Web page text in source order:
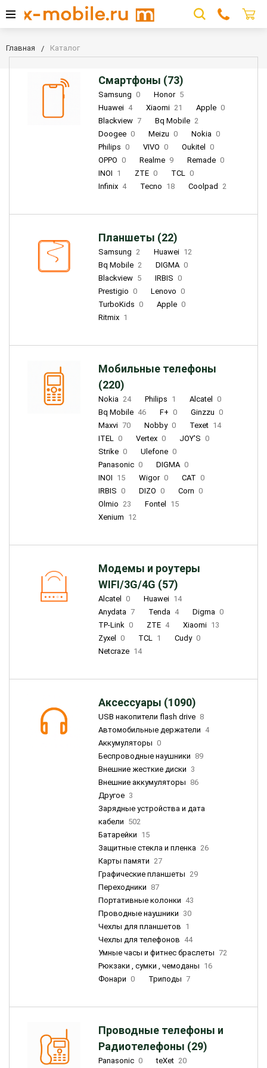
Главная Каталог
Смартфоны (73)
Samsung 0 Honor 5
Huawei 4 Xiaomi 21 Apple 0
Blackview 7 Bq Mobile 2
Doogee 0 Meizu 0 Nokia 0
Philips 0 VIVO 0 Oukitel
0
OPPO 0 Realme 9 Remade 0
INOI 1 ZTE 0 TCL 0
Infinix 4 Tecno 18 Coolpad 2
Планшеты (22)
Samsung 2 Huawei 12
Bq Mobile 2 DIGMA 0
Blackview 5 IRBIS 0
Prestigio 0 Lenovo 0
TurboKids 0 Apple 0
Ritmix 1
Мобильные телефоны
(220)
Nokia 24 Philips 1 Alcatel
0
Bq Mobile 46 F+ 0 Ginzzu 0
Maxvi 70 Nobby 0 Texet 14
ITEL 0 Vertex 0 JOY'S 0
Strike 0 Ulefone 0
Panasonic 0 DIGMA 0
INOI 15 Wigor 0 CAT 0
IRBIS 0 DIZO 0 Corn 0
Olmio 23 Fontel
15
Xenium 12
Модемы и роутеры
WIFI/3G/4G (57)
Alcatel 0 Huawei 14
Anydata 7 Tenda 4 Digma 0
TP-Link 0 ZTE 4 Xiaomi 13
Zyxel
0 TCL 1 Cudy 0
Netcraze 14
Аксессуары (1090)
USB накопители flash drive 8
Автомобильные держатели 4
Аккумуляторы 0
Беспроводные наушники 89
Внешние жесткие диски 3
Внешние аккумуляторы 86
Другое 3
Зарядные устройства и дата
кабели 502
Батарейки 15
Защитные стекла и пленка 26
Карты памяти 27
Графические планшеты 29
Переходники 87
Портативные колонки 43
Проводные наушники 30
Чехлы для планшетов 1
Чехлы для телефонов 44
Умные часы и фитнес браслеты 72
Рюкзаки , сумки , чемоданы 16
Фонари 0 Триподы 7
Проводные телефоны и
Радиотелефоны (29)
Panasonic 0 teXet 20